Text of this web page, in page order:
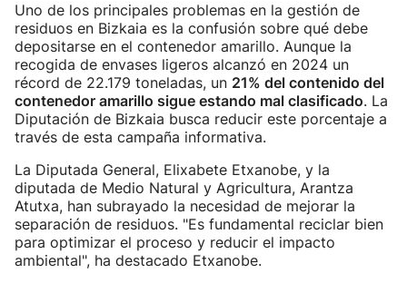
Uno de los principales problemas en la gestión de
residuos en Bizkaia es la confusión sobre qué debe
depositarse en el contenedor amarillo. Aunque la
recogida de envases ligeros alcanzó en 2024 un
récord de 22.179 toneladas, un 21% del contenido del
contenedor amarillo sigue estando mal clasificado. La
Diputación de Bizkaia busca reducir este porcentaje a
través de esta campaña informativa.
La Diputada General, Elixabete Etxanobe, y la
diputada de Medio Natural y Agricultura, Arantza
Atutxa, han subrayado la necesidad de mejorar la
separación de residuos. "Es fundamental reciclar bien
para optimizar el proceso y reducir el impacto
ambiental", ha destacado Etxanobe.